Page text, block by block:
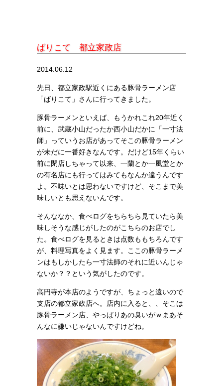
ばりこて 都立家政店
2014.06.12
先日、都立家政駅近くにある豚骨ラーメン店
「ばりこて」さんに行ってきました。
豚骨ラーメンといえば、もうかれこれ20年近く
前に、武蔵小山だったか西小山だかに「一寸法
師」っていうお店があってそこの豚骨ラーメン
が未だに一番好きなんです。だけど15年くらい
前に閉店しちゃって以来、一蘭とか一風堂とか
の有名店にも行ってはみてもなんか違うんです
よ。不味いとは思わないですけど、そこまで美
味しいとも思えないんです。
そんななか、食べログをちらちら見ていたら美
味しそうな感じがしたのがこちらのお店でし
た。食べログを見るときは点数ももちろんです
が、料理写真をよく見ます。ここの豚骨ラーメ
ンはもしかしたら一寸法師のそれに近いんじゃ
ないか？？という気がしたのです。
高円寺が本店のようですが、ちょっと遠いので
支店の都立家政店へ。店内に入ると、、そこは
豚骨ラーメン店、やっぱりあの臭いがｗまあそ
んなに嫌いじゃないんですけどね。